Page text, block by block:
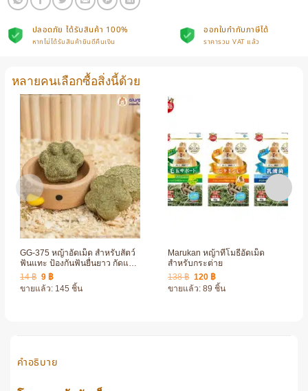
ปลอดภัย ได้รับสินค้า 100%
หากไม่ได้รับสินค้ายินดีคืนเงิน
ออกใบกำกับภาษีได้
ราคารวม VAT แล้ว
หลายคนเลือกซื้อสิ่งนี้ด้วย
GG-375 หญ้าอัดเม็ด สำหรับสัตว์
ฟันแทะ ป้องกันฟันยื่นยาว กัดแทะ
สนุก หอมหญ้า
14฿ Original
price
was:
9 ฿Current
price
is:
ขายแล้ว: 145 ชิ้น
Marukan หญ้าทีโมธีอัดเม็ด
สำหรับกระต่าย
138฿ Original
price
was:
120 ฿Current
price
is:
ขายแล้ว: 89 ชิ้น
คำอธิบาย